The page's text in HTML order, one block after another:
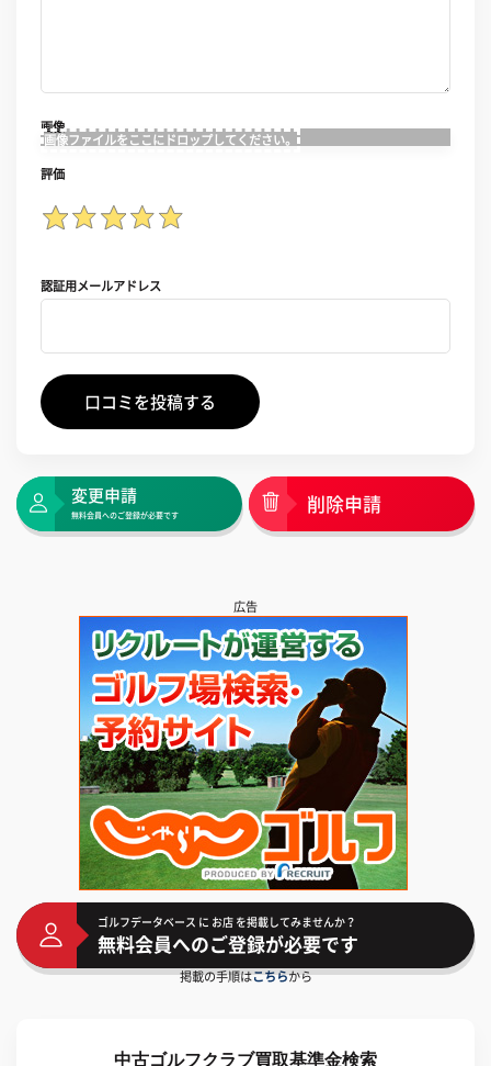
画像
画像ファイルをここにドロップしてください。
評価
認証用メールアドレス
口コミを投稿する
変更申請
無料会員へのご登録が必要です 削除申請
広告
ゴルフデータベース に お店 を掲載してみませんか？
無料会員へのご登録が必要です
掲載の手順はこちらから
中古ゴルフクラブ買取基準金検索